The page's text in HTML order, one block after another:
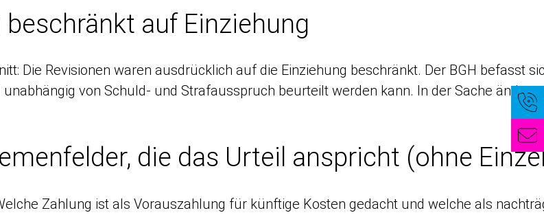
auf Einziehung
Die Revisionen waren ausdrücklich auf die Einziehung beschränkt. Der BGH
von Schuld- und Strafausspruch beurteilt werden kann. In der Sache
die das Urteil anspricht (ohne
Zahlung ist als Vorauszahlung für künftige Kosten gedacht und welche als